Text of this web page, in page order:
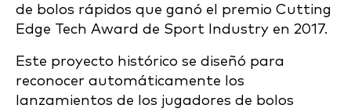
de bolos rápidos que ganó el premio Cutting
Edge Tech Award de Sport Industry en 2017.
Este proyecto histórico se diseñó para
reconocer automáticamente los
lanzamientos de los jugadores de bolos